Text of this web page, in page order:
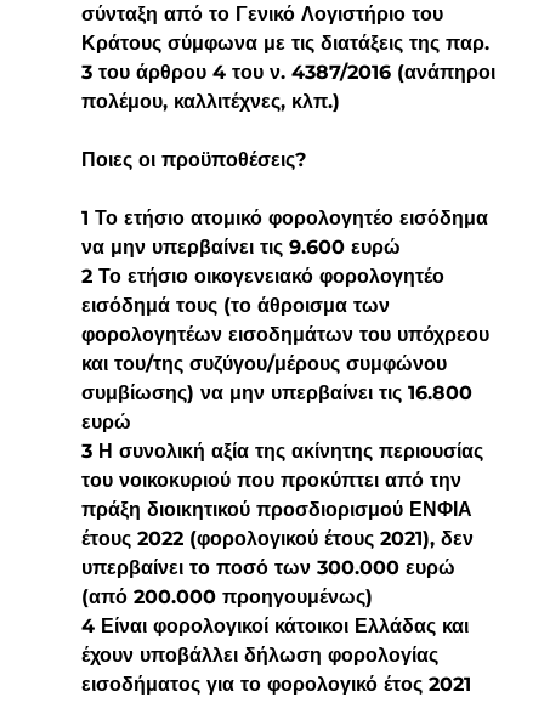
σύνταξη από το Γενικό Λογιστήριο του
Κράτους σύμφωνα με τις διατάξεις της παρ.
3 του άρθρου 4 του ν. 4387/2016 (ανάπηροι
πολέμου, καλλιτέχνες, κλπ.)
Ποιες οι προϋποθέσεις?
1 Το ετήσιο ατομικό φορολογητέο εισόδημα
να μην υπερβαίνει τις 9.600 ευρώ
2 Το ετήσιο οικογενειακό φορολογητέο
εισόδημά τους (το άθροισμα των
φορολογητέων εισοδημάτων του υπόχρεου
και του/της συζύγου/μέρους συμφώνου
συμβίωσης) να μην υπερβαίνει τις 16.800
ευρώ
3 Η συνολική αξία της ακίνητης περιουσίας
του νοικοκυριού που προκύπτει από την
πράξη διοικητικού προσδιορισμού ΕΝΦΙΑ
έτους 2022 (φορολογικού έτους 2021), δεν
υπερβαίνει το ποσό των 300.000 ευρώ
(από 200.000 προηγουμένως)
4 Είναι φορολογικοί κάτοικοι Ελλάδας και
έχουν υποβάλλει δήλωση φορολογίας
εισοδήματος για το φορολογικό έτος 2021